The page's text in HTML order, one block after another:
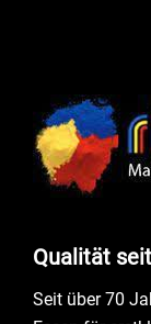
Qualität
Seit über 70